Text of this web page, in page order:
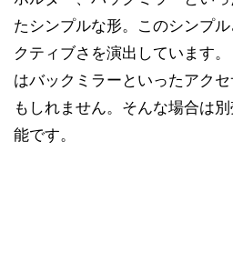
たシンプルな形。このシンプ
クティブさを演出しています
はバックミラーといったアク
もしれません。そんな場合は
能です。